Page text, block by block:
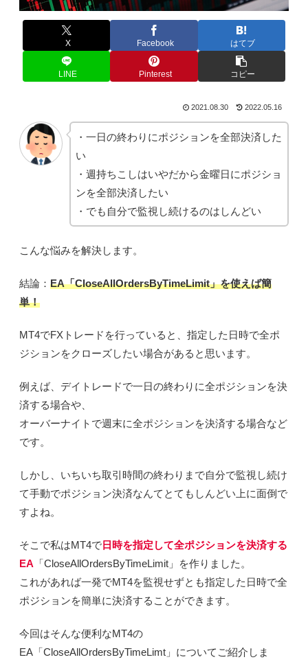
X Facebook はてブ
LINE Pinterest コピー
2021.08.30 2022.05.16
・一日の終わりにポジションを全部決済した
い
・週持ちこしはいやだから金曜日にポジショ
ンを全部決済したい
・でも自分で監視し続けるのはしんどい
こんな悩みを解決します。
結論：EA「CloseAllOrdersByTimeLimit」を使えば簡
単！
MT4でFXトレードを行っていると、指定した日時で全ポ
ジションをクローズしたい場合があると思います。
例えば、デイトレードで一日の終わりに全ポジションを決
済する場合や、
オーバーナイトで週末に全ポジションを決済する場合など
です。
しかし、いちいち取引時間の終わりまで自分で監視し続け
て手動でポジション決済なんてとてもしんどい上に面倒で
すよね。
そこで私はMT4で 日時を指定して全ポジションを決済する
EA 「CloseAllOrdersByTimeLimit」を作りました。
これがあれば一発でMT4を監視せずとも指定した日時で全
ポジションを簡単に決済することができます。
今回はそんな便利なMT4の
EA「CloseAllOrdersByTimeLimt」についてご紹介しま